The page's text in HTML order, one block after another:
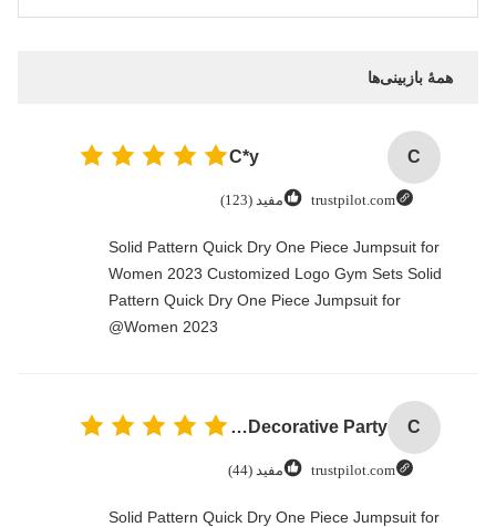
همهٔ بازبینی‌ها
C
C*y
trustpilot.com مفید (123)
Solid Pattern Quick Dry One Piece Jumpsuit for
Women 2023 Customized Logo Gym Sets Solid
Pattern Quick Dry One Piece Jumpsuit for
Women 2023@
C
Custom Creative Goodie Christmas Kraft Paper Gift Bag with Your Own Logo for Xmas Decorative Party
trustpilot.com مفید (44)
Solid Pattern Quick Dry One Piece Jumpsuit for